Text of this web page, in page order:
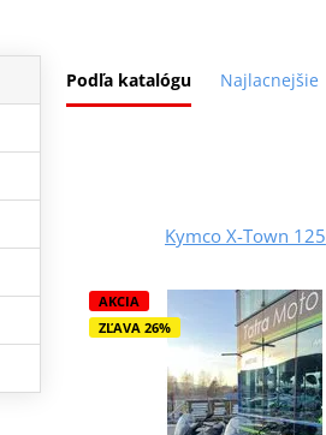
Podľa katalógu Najlacnejšie
Kymco X-Town 125
AKCIA
ZĽAVA 26%